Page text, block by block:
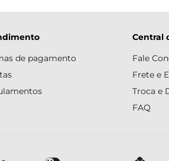
de pagamento
Central
Fale
Frete e
Troca e
FAQ